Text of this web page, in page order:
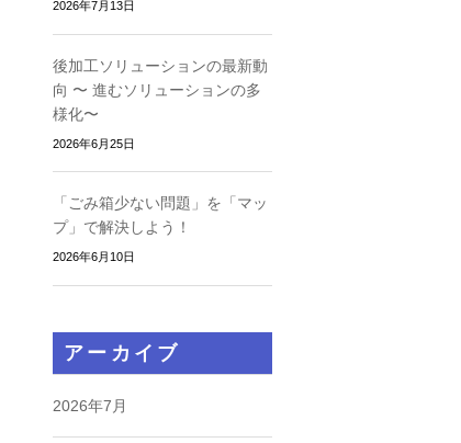
2026年7月13日
後加工ソリューションの最新動
向 〜 進むソリューションの多
様化〜
2026年6月25日
「ごみ箱少ない問題」を「マッ
プ」で解決しよう！
2026年6月10日
アーカイブ
2026年7月